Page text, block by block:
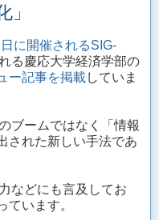
に開催されるSIG-
る慶応大学経済学部の
ー記事を掲載 していま
ブームではなく「情報
された新しい手法であ
などにも言及してお
ています。